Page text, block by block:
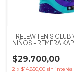
TRELEW TENIS CLUB
NIÑOS - REMERA
$29.700,00
2 x $14.850,00 sin interés